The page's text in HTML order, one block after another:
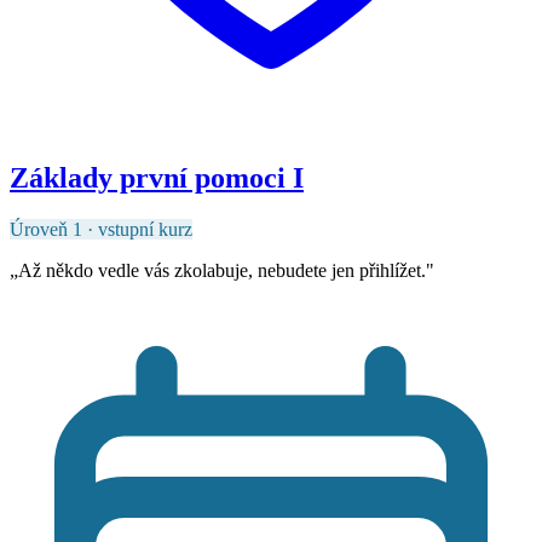
Základy první pomoci I
Úroveň 1 · vstupní kurz
„Až někdo vedle vás zkolabuje, nebudete jen přihlížet."